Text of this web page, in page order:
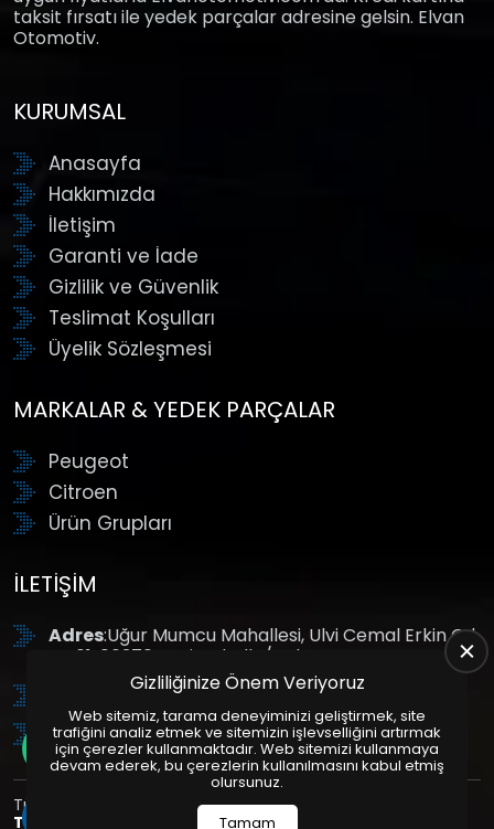
taksit fırsatı ile yedek parçalar adresine gelsin. Elvan
Otomotiv.
KURUMSAL
Anasayfa
Hakkımızda
İletişim
Garanti ve İade
Gizlilik ve Güvenlik
Teslimat Koşulları
Üyelik Sözleşmesi
MARKALAR & YEDEK PARÇALAR
Peugeot
Citroen
Ürün Grupları
İLETIŞIM
Adres:Uğur Mumcu Mahallesi, Ulvi Cemal Erkin Cd.
No:61, 06370 Yenimahalle/Ankara
: +90 (312) 354 8888
GSM: +90 (532) 343 4085
Tüm Hakları Saklıdır. | Bu site Us Yazılım
Tasarım
Paketleri ile Hazırlanmıştır. © 2025
Gizliliğinize Önem Veriyoruz
Web sitemiz, tarama deneyiminizi geliştirmek, site
trafiğini analiz etmek ve sitemizin işlevselliğini artırmak
için çerezler kullanmaktadır. Web sitemizi kullanmaya
devam ederek, bu çerezlerin kullanılmasını kabul etmiş
olursunuz.
Tamam